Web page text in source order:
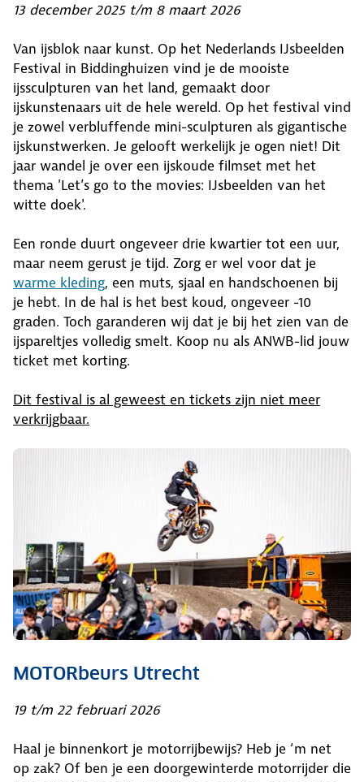
13 december 2025 t/m 8 maart 2026
Van ijsblok naar kunst. Op het Nederlands IJsbeelden
Festival in Biddinghuizen vind je de mooiste
ijssculpturen van het land, gemaakt door
ijskunstenaars uit de hele wereld. Op het festival vind
je zowel verbluffende mini-sculpturen als gigantische
ijskunstwerken. Je gelooft werkelijk je ogen niet! Dit
jaar wandel je over een ijskoude filmset met het
thema 'Let’s go to the movies: IJsbeelden van het
witte doek'.
Een ronde duurt ongeveer drie kwartier tot een uur,
maar neem gerust je tijd. Zorg er wel voor dat je
warme kleding, een muts, sjaal en handschoenen bij
je hebt. In de hal is het best koud, ongeveer -10
graden. Toch garanderen wij dat je bij het zien van de
ijspareltjes volledig smelt. Koop nu als ANWB-lid jouw
ticket met korting.
Dit festival is al geweest en tickets zijn niet meer
verkrijgbaar.
MOTORbeurs Utrecht
19 t/m 22 februari 2026
Haal je binnenkort je motorrijbewijs? Heb je ‘m net
op zak? Of ben je een doorgewinterde motorrijder die